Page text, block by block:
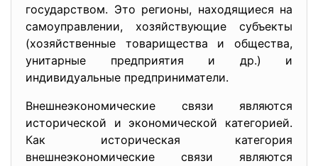
государством. Это регионы, находящиеся на
самоуправлении, хозяйствующие субъекты
(хозяйственные товарищества и общества,
унитарные предприятия и др.) и
индивидуальные предприниматели.
Внешнеэкономические связи являются
исторической и экономической категорией.
Как историческая категория
внешнеэкономические связи являются